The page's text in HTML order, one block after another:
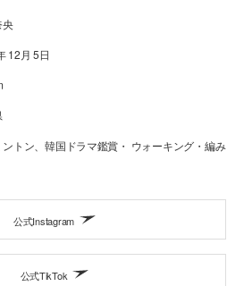
央
12月 5日
トン、韓国ドラマ鑑賞・ ウォーキング・編み
公式Instagram
公式TikTok